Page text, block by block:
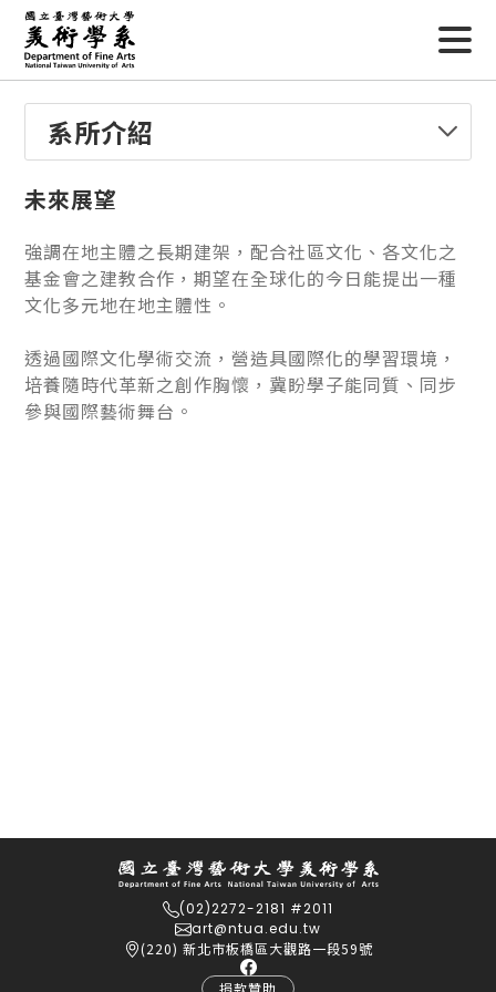
系所介紹
未來展望
強調在地主體之長期建架，配合社區文化、各文化之
基金會之建教合作，期望在全球化的今日能提出一種
文化多元地在地主體性。
透過國際文化學術交流，營造具國際化的學習環境，
培養隨時代革新之創作胸懷，冀盼學子能同質、同步
參與國際藝術舞台。
(02)2272-2181 #2011
art@ntua.edu.tw
(220) 新北市板橋區大觀路一段59號
捐款贊助